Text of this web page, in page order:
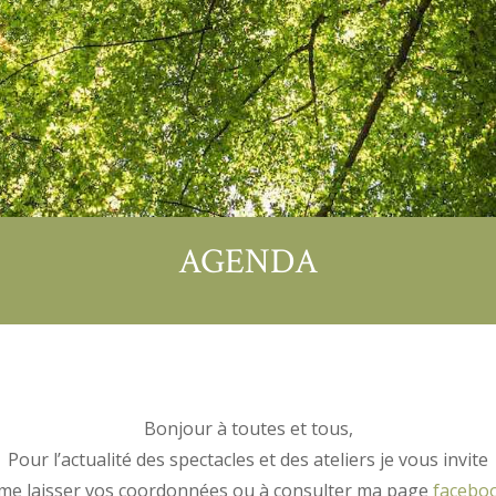
AGENDA
Bonjour à toutes et tous,
Pour l’actualité des spectacles et des ateliers je vous invite
laisser vos coordonnées ou à consulter ma page